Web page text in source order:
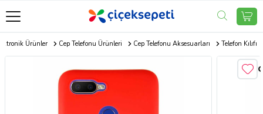
Ürünler Cep Telefonu Ürünleri Cep Telefonu Aksesuarları Telefon Kılıfı